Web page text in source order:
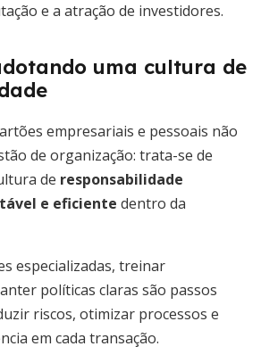
e a atração de investidores.
uma cultura de
empresariais e pessoais não
de organização: trata-se de
de responsabilidade
e eficiente dentro da
especializadas, treinar
políticas claras são passos
riscos, otimizar processos e
em cada transação.